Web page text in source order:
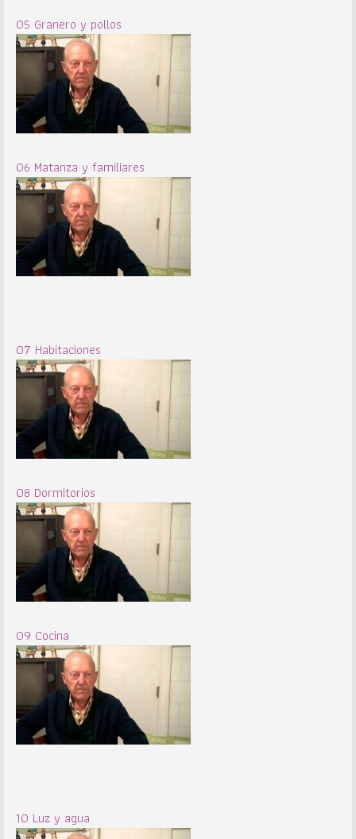
05 Granero y pollos
06 Matanza y familiares
07 Habitaciones
08 Dormitorios
09 Cocina
10 Luz y agua